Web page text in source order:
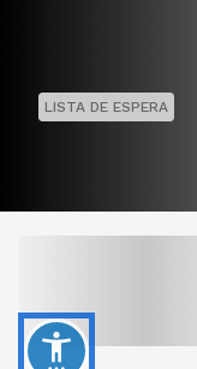
LISTA DE ESPERA